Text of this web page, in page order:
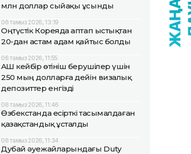
млн доллар сыйақы ұсынды
06 тамыз 2026, 13:19
Оңтүстік Кореяда аптап ыстықтан
20-дан астам адам қайтыс болды
06 тамыз 2026, 11:55
АҚШ кейбір өтініш берушілер үшін
250 мың долларға дейін визалық
депозиттер енгізді
06 тамыз 2026, 11:46
Өзбекстанда есірткі тасымалдаған
қазақстандық ұсталды
06 тамыз 2026, 11:34
Дубай әуежайларындағы Duty